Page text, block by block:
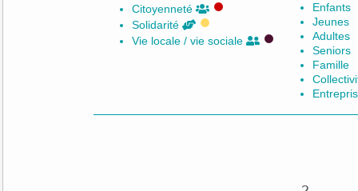
Citoyenneté
Solidarité
Vie locale / vie sociale
Enfants
Jeunes
Adultes
Seniors
Famille